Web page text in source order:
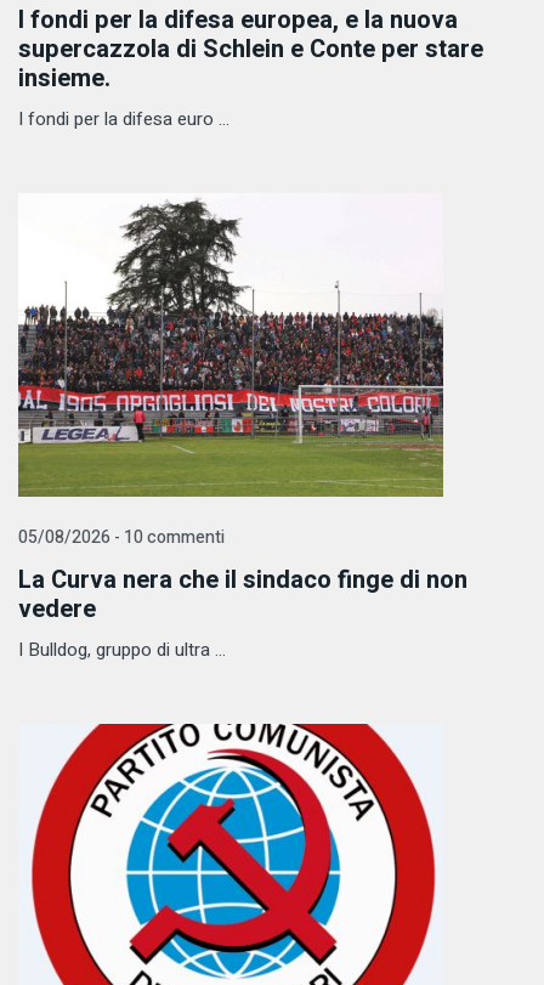
I fondi per la difesa europea, e la nuova
supercazzola di Schlein e Conte per stare
insieme.
I fondi per la difesa euro ...
05/08/2026 - 10 commenti
La Curva nera che il sindaco finge di non
vedere
I Bulldog, gruppo di ultra ...